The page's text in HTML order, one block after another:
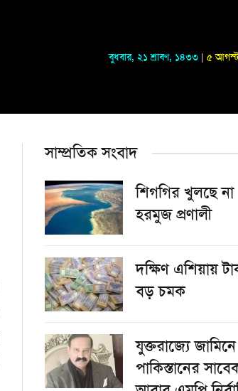
বুধবার, ২১ শ্রাবণ, ১৪৩৩ | ৫
সাম্প্রতিক সংবাদ
শিগগির খুলছে না
হরমুজ প্রণালী
দক্ষিণ এশিয়ায়
বড় চমক
যুক্তরাজ্যে
পাকিস্তানের সাবেক